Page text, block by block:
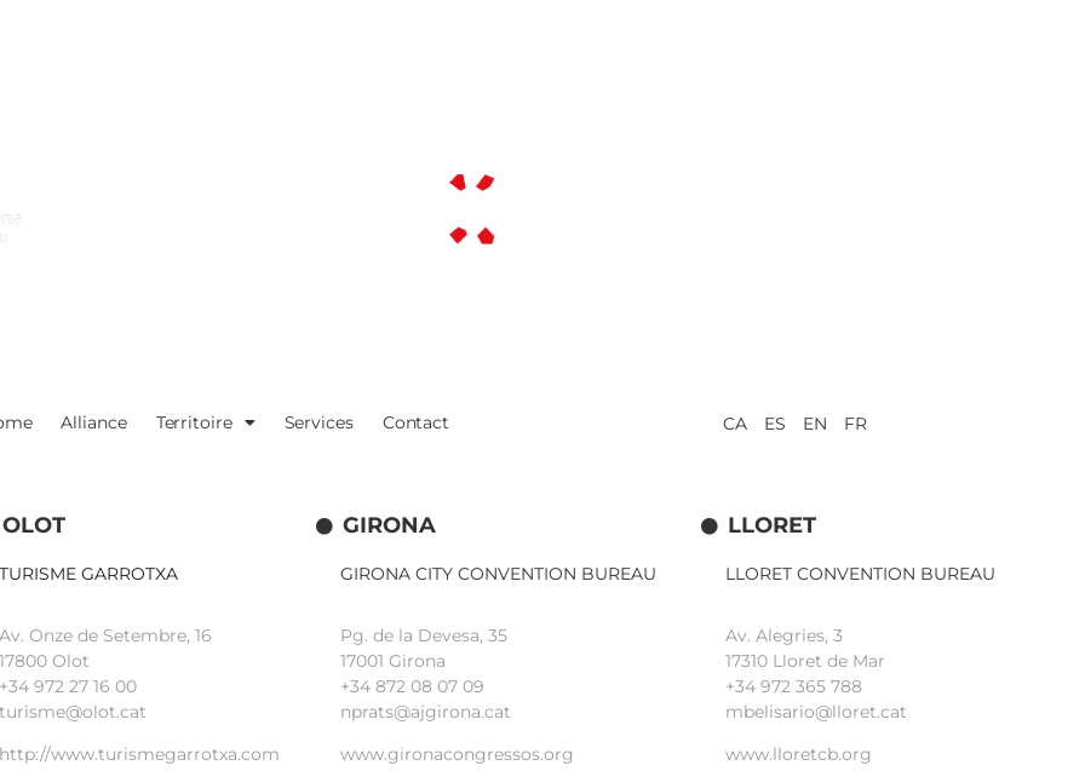
Alliance Territoire Services Contact CA ES EN FR
OLOT
TURISME GARROTXA
Av. Onze de Setembre, 16
17800 Olot
+34972 27 16 00
turisme@olot.cat
http://www.turismegarrotxa.com
GIRONA
GIRONA CITY CONVENTION BUREAU
Pg. de la Devesa, 35
17001 Girona
+34 872 08 07 09
nprats@ajgirona.cat
www.gironacongressos.org
LLORET
LLORET CONVENTION BUREAU
Av. Alegries, 3
17310 Lloret de Mar
+34 972 365 788
mbelisario@lloret.cat
www.lloretcb.org